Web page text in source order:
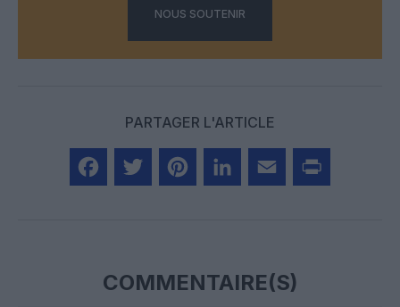
NOUS SOUTENIR
PARTAGER L'ARTICLE
COMMENTAIRE(S)